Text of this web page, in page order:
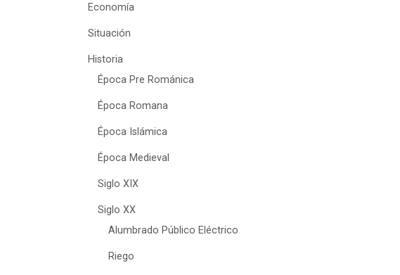
Economía
Situación
Historia
Época Pre Románica
Época Romana
Época Islámica
Época Medieval
Siglo XIX
Siglo XX
Alumbrado Público Eléctrico
Riego